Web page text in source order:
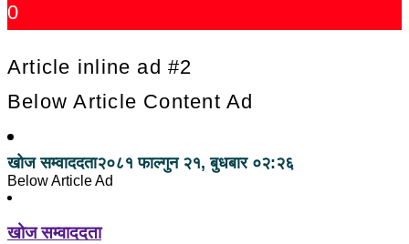
0
Article inline ad #2
Below Article Content Ad
खोज सम्वाददता२०८१ फाल्गुन २१, बुधबार ०२:२६
Below Article Ad
खोज सम्वाददता